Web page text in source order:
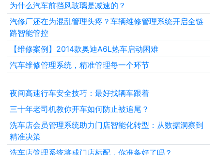
为什么汽车前挡风玻璃是减速的？
汽修厂还在为混乱管理头疼？车辆维修管理系统开启全链
路智能管控
【维修案例】2014款奥迪A6L热车启动困难
汽车维修管理系统，精准管理每一个环节
夜间高速行车安全技巧：最好找辆车跟着
三十年老司机教你开车如何防止被追尾？
洗车店会员管理系统助力门店智能化转型：从数据洞察到
精准决策
洗车店管理系统将成门店标配，你准备好了吗？